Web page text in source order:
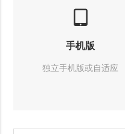
手机版
独立手机版或自适应